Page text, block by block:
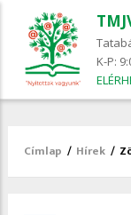
K-P:
Morzsa
Címlap / Hírek /